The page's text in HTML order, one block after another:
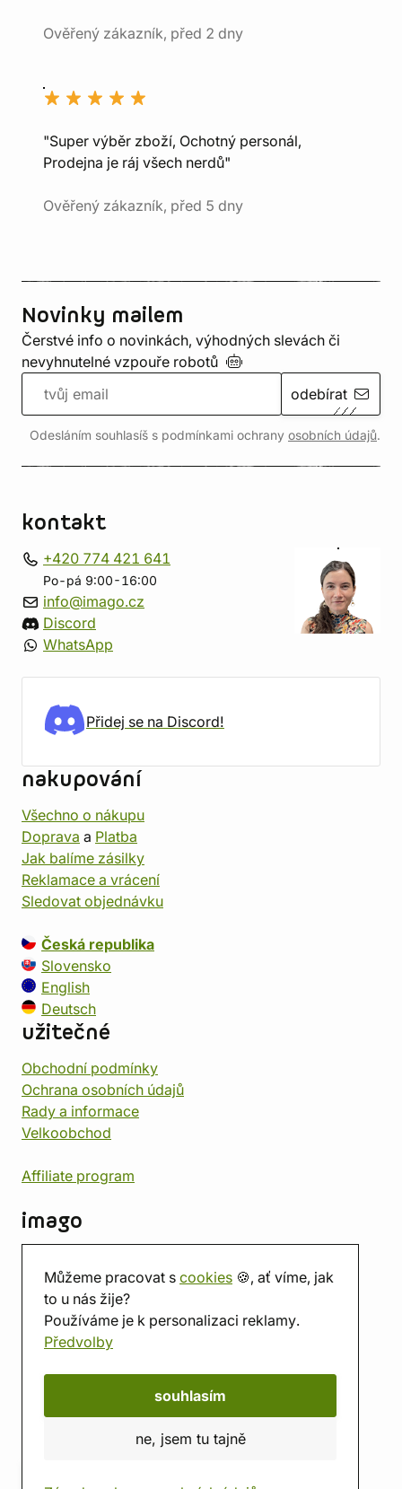
Můžeme pracovat s cookies 🍪, ať víme, jak
to u nás žije?
Používáme je k personalizaci reklamy.
Předvolby
souhlasím
ne, jsem tu tajně
Ověřený zákazník, před 2 dny
"Super výběr zboží, Ochotný personál,
Prodejna je ráj všech nerdů"
Ověřený zákazník, před 5 dny
Novinky mailem
Čerstvé info o novinkách, výhodných slevách či
nevyhnutelné vzpouře robotů
odebírat
Odesláním souhlasíš s podmínkami ochrany osobních údajů.
kontakt
+420 774 421 641
Po-pá 9:00-16:00
info@imago.cz
Discord
WhatsApp
Přidej se na Discord!
nakupování
Všechno o nákupu
Doprava a Platba
Jak balíme zásilky
Reklamace a vrácení
Sledovat objednávku
Česká republika
Slovensko
English
Deutsch
užitečné
Obchodní podmínky
Ochrana osobních údajů
Rady a informace
Velkoobchod
Affiliate program
imago
Prodejna
Herna
O nás
Hodnocení obchodu